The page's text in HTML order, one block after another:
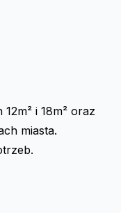
i 18m² oraz
miasta.